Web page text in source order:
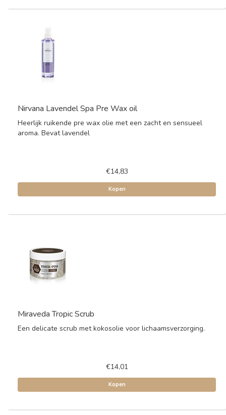
Nirvana Lavendel Spa Pre Wax oil
Heerlijk ruikende pre wax olie met een zacht en sensueel
aroma. Bevat lavendel
€14,83
Kopen
Miraveda Tropic Scrub
Een delicate scrub met kokosolie voor lichaamsverzorging.
€14,01
Kopen